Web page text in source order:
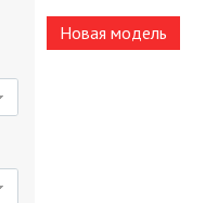
Новая модель